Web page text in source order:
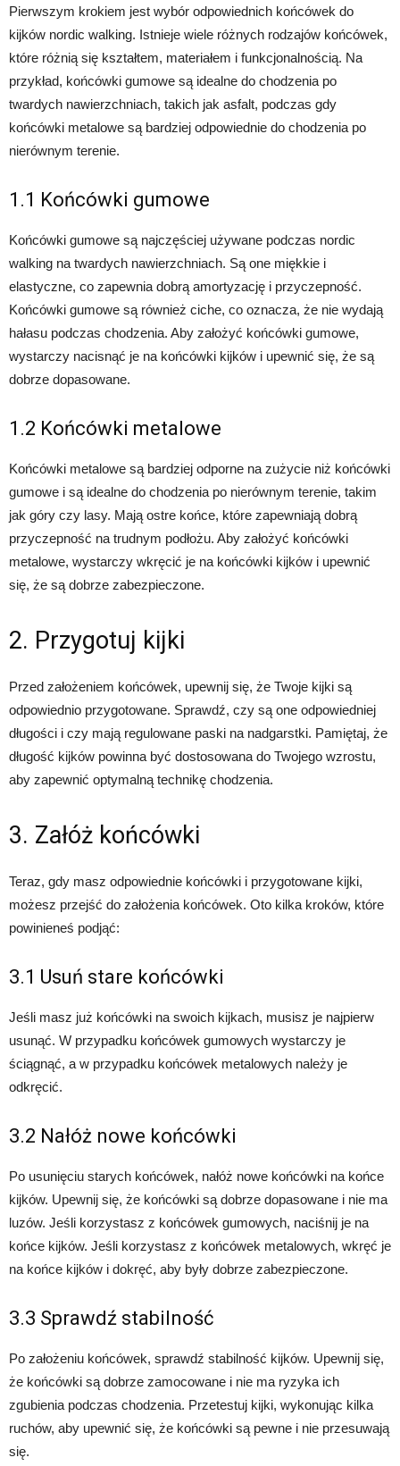
Pierwszym krokiem jest wybór odpowiednich końcówek do
kijków nordic walking. Istnieje wiele różnych rodzajów końcówek,
które różnią się kształtem, materiałem i funkcjonalnością. Na
przykład, końcówki gumowe są idealne do chodzenia po
twardych nawierzchniach, takich jak asfalt, podczas gdy
końcówki metalowe są bardziej odpowiednie do chodzenia po
nierównym terenie.
1.1 Końcówki gumowe
Końcówki gumowe są najczęściej używane podczas nordic
walking na twardych nawierzchniach. Są one miękkie i
elastyczne, co zapewnia dobrą amortyzację i przyczepność.
Końcówki gumowe są również ciche, co oznacza, że nie wydają
hałasu podczas chodzenia. Aby założyć końcówki gumowe,
wystarczy nacisnąć je na końcówki kijków i upewnić się, że są
dobrze dopasowane.
1.2 Końcówki metalowe
Końcówki metalowe są bardziej odporne na zużycie niż końcówki
gumowe i są idealne do chodzenia po nierównym terenie, takim
jak góry czy lasy. Mają ostre końce, które zapewniają dobrą
przyczepność na trudnym podłożu. Aby założyć końcówki
metalowe, wystarczy wkręcić je na końcówki kijków i upewnić
się, że są dobrze zabezpieczone.
2. Przygotuj kijki
Przed założeniem końcówek, upewnij się, że Twoje kijki są
odpowiednio przygotowane. Sprawdź, czy są one odpowiedniej
długości i czy mają regulowane paski na nadgarstki. Pamiętaj, że
długość kijków powinna być dostosowana do Twojego wzrostu,
aby zapewnić optymalną technikę chodzenia.
3. Załóż końcówki
Teraz, gdy masz odpowiednie końcówki i przygotowane kijki,
możesz przejść do założenia końcówek. Oto kilka kroków, które
powinieneś podjąć:
3.1 Usuń stare końcówki
Jeśli masz już końcówki na swoich kijkach, musisz je najpierw
usunąć. W przypadku końcówek gumowych wystarczy je
ściągnąć, a w przypadku końcówek metalowych należy je
odkręcić.
3.2 Nałóż nowe końcówki
Po usunięciu starych końcówek, nałóż nowe końcówki na końce
kijków. Upewnij się, że końcówki są dobrze dopasowane i nie ma
luzów. Jeśli korzystasz z końcówek gumowych, naciśnij je na
końce kijków. Jeśli korzystasz z końcówek metalowych, wkręć je
na końce kijków i dokręć, aby były dobrze zabezpieczone.
3.3 Sprawdź stabilność
Po założeniu końcówek, sprawdź stabilność kijków. Upewnij się,
że końcówki są dobrze zamocowane i nie ma ryzyka ich
zgubienia podczas chodzenia. Przetestuj kijki, wykonując kilka
ruchów, aby upewnić się, że końcówki są pewne i nie przesuwają
się.